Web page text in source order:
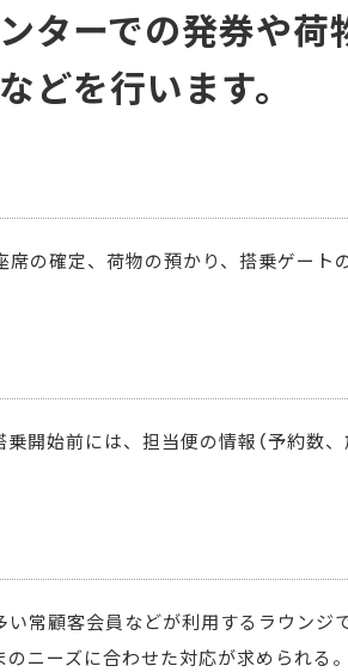
ーでの発券や荷
どを行います。
の確定、荷物の預かり、搭乗ゲート
開始前には、担当便の情報（予約数
常顧客会員などが利用するラウンジ
ニーズに合わせた対応が求められる。